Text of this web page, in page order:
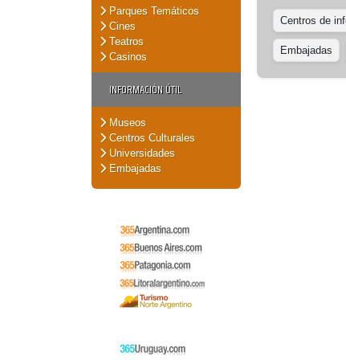
Parques Temáticos
Cines
Teatros
Casinos
INFORMACIÓN ÚTIL
Museos
Centros Culturales
Universidades
Embajadas
Centros de
Embajadas